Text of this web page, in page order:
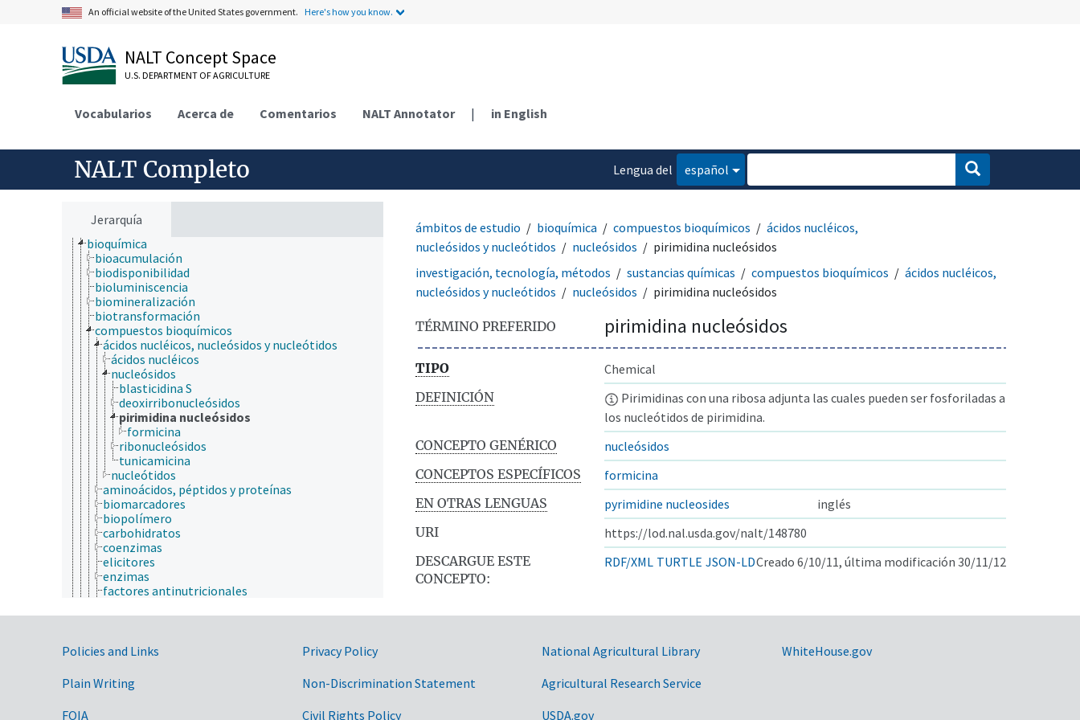
An official website of the United States government. Here's how you know.
NALT Concept Space
U.S. DEPARTMENT OF AGRICULTURE
Vocabularios Acerca de Comentarios NALT Annotator | in English
NALT Completo
Lengua del
español
Jerarquía
ámbitos de estudio
acuicultura
aerobiología
agronomía
biología celular
biología de los insectos
biología estructural
biología evolutiva
biología molecular
bioquímica
bioacumulación
biodisponibilidad
bioluminiscencia
biomineralización
biotransformación
compuestos bioquímicos
ácidos nucléicos, nucleósidos y nucleótidos
ácidos nucléicos
nucleósidos
blasticidina S
deoxirribonucleósidos
pirimidina nucleósidos
formicina
ribonucleósidos
tunicamicina
nucleótidos
aminoácidos, péptidos y proteínas
biomarcadores
biopolímero
carbohidratos
coenzimas
elicitores
enzimas
factores antinutricionales
fitoquímicos
lípidos
metaloma
mitógenos
ámbitos de estudio bioquímica compuestos bioquímicos
ácidos nucléicos,
nucleósidos y nucleótidos
nucleósidos
pirimidina nucleósidos
investigación, tecnología, métodos
sustancias químicas compuestos bioquímicos
ácidos nucléicos,
nucleósidos y nucleótidos
nucleósidos pirimidina nucleósidos
TÉRMINO PREFERIDO pirimidina nucleósidos
TIPO
Chemical
DEFINICIÓN
Pirimidinas con una ribosa adjunta las cuales pueden ser fosforiladas a
los nucleótidos de pirimidina.
CONCEPTO GENÉRICO
nucleósidos
CONCEPTOS ESPECÍFICOS
formicina
EN OTRAS LENGUAS
pyrimidine nucleosides
inglés
URI
https://lod.nal.usda.gov/nalt/148780
DESCARGUE ESTE
CONCEPTO:
RDF/XML TURTLE JSON-LDCreado 6/10/11, última modificación 30/11/12
Government Links
Policies and Links
Plain Writing
FOIA
Privacy Policy
Non-Discrimination Statement
Civil Rights Policy
National Agricultural Library
Agricultural Research Service
USDA.gov
WhiteHouse.gov